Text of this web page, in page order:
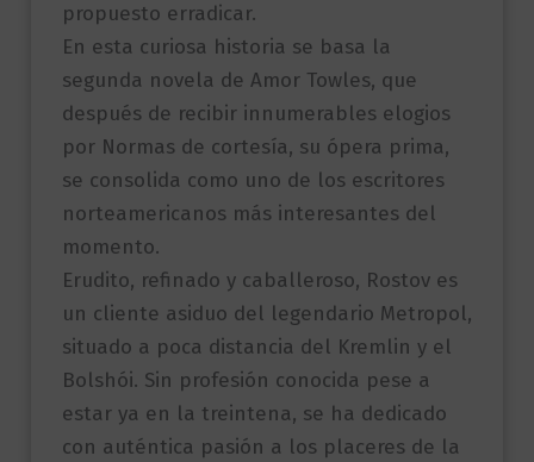
propuesto erradicar.
En esta curiosa historia se basa la
segunda novela de Amor Towles, que
después de recibir innumerables elogios
por Normas de cortesía, su ópera prima,
se consolida como uno de los escritores
norteamericanos más interesantes del
momento.
Erudito, refinado y caballeroso, Rostov es
un cliente asiduo del legendario Metropol,
situado a poca distancia del Kremlin y el
Bolshói. Sin profesión conocida pese a
estar ya en la treintena, se ha dedicado
con auténtica pasión a los placeres de la